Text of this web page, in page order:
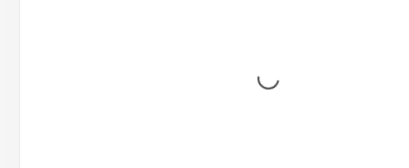
Loading...